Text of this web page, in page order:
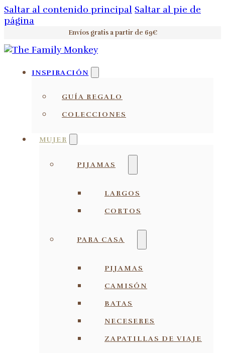
Saltar al contenido principal Saltar al pie de
página
Envíos gratis a partir de 69€
INSPIRACIÓN
GUÍA REGALO
COLECCIONES
MUJER
PIJAMAS
LARGOS
CORTOS
PARA CASA
PIJAMAS
CAMISÓN
BATAS
NECESERES
ZAPATILLAS DE VIAJE